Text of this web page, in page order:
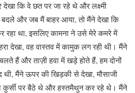
कि वे छत पर जा रहे थे और लक्ष्मी
और जब मैं बाहर आया, तो मैंने देखा कि
था, इसलिए कामना ने उसे मेरे कमरे में
देखा, वह वास्तव में कामुक लग रही थी। मैंने
हैं और ताज़ी हवा में खड़े होते हैं, हम दोनों
मैंने ऊपर की खिड़की से देखा, मौसाजी
कुर्सी पर बैठे थे और हस्तमैथुन कर रहे थे। मैंने